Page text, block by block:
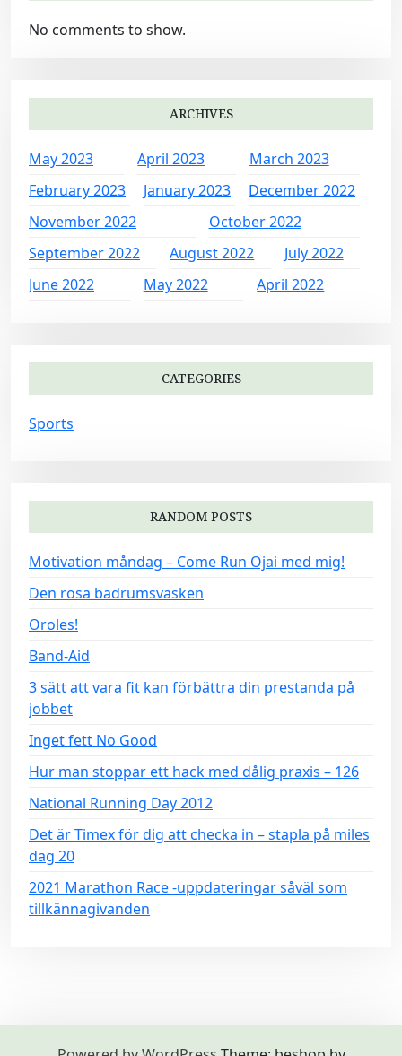
No comments to show.
ARCHIVES
May 2023 April 2023
March 2023
February 2023
January 2023
December 2022
November 2022
October 2022
September 2022
August 2022
July 2022
June 2022
May 2022 April 2022
CATEGORIES
Sports
RANDOM POSTS
Motivation måndag – Come Run Ojai med mig!
Den rosa badrumsvasken
Oroles!
Band-Aid
3 sätt att vara fit kan förbättra din prestanda på
jobbet
Inget fett No Good
Hur man stoppar ett hack med dålig praxis – 126
National Running Day 2012
Det är Timex för dig att checka in – stapla på miles
dag 20
2021 Marathon Race -uppdateringar såväl som
tillkännagivanden